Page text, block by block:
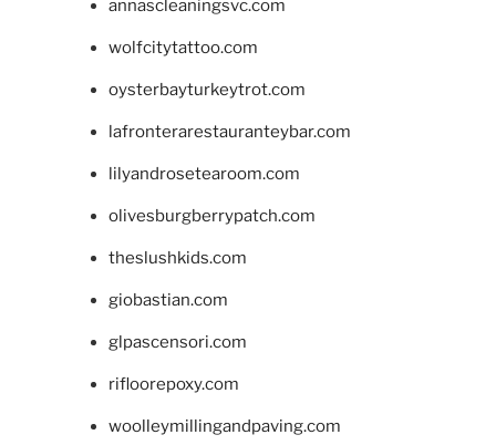
annascleaningsvc.com
wolfcitytattoo.com
oysterbayturkeytrot.com
lafronterarestauranteybar.com
lilyandrosetearoom.com
olivesburgberrypatch.com
theslushkids.com
giobastian.com
glpascensori.com
rifloorepoxy.com
woolleymillingandpaving.com